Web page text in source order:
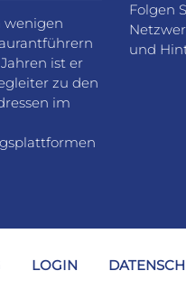
wenigen
ist er
zu den
im
Folgen
und
LOGIN